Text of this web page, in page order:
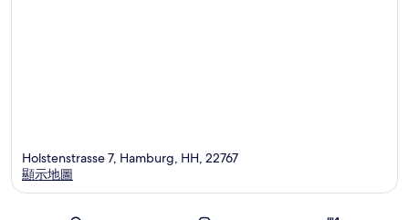
Holstenstrasse 7, Hamburg, HH, 22767
顯示地圖